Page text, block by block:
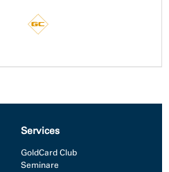
Services
GoldCard Club
Seminare